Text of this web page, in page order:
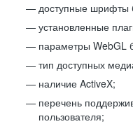
доступные шрифты
установленные
параметры WebGL
тип доступных
наличие ActiveX;
перечень
пользователя;